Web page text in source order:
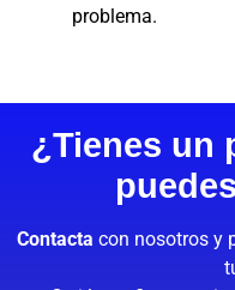
problema.
¿Tienes un
Contacta con nosotros y